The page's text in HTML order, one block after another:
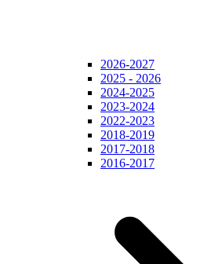
2026-2027
2025 - 2026
2024-2025
2023-2024
2022-2023
2018-2019
2017-2018
2016-2017